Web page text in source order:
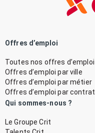
Offres d’emploi
Toutes nos offres d’emploi
Offres d’emploi par ville
Offres d’emploi par métier
Offres d’emploi par contrat
Qui sommes-nous ?
Le Groupe Crit